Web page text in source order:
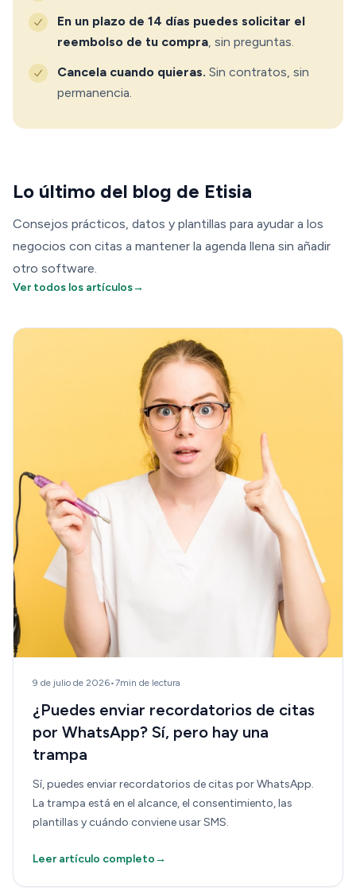
En un plazo de 14 días puedes solicitar el
reembolso de tu compra, sin preguntas.
Cancela cuando quieras. Sin contratos, sin
permanencia.
Lo último del blog de Etisia
Consejos prácticos, datos y plantillas para ayudar a los
negocios con citas a mantener la agenda llena sin añadir
otro software.
Ver todos los artículos→
9 de julio de 2026•7min de lectura
¿Puedes enviar recordatorios de citas
por WhatsApp? Sí, pero hay una
trampa
Sí, puedes enviar recordatorios de citas por WhatsApp.
La trampa está en el alcance, el consentimiento, las
plantillas y cuándo conviene usar SMS.
Leer artículo completo→